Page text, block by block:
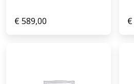
€589,00 €